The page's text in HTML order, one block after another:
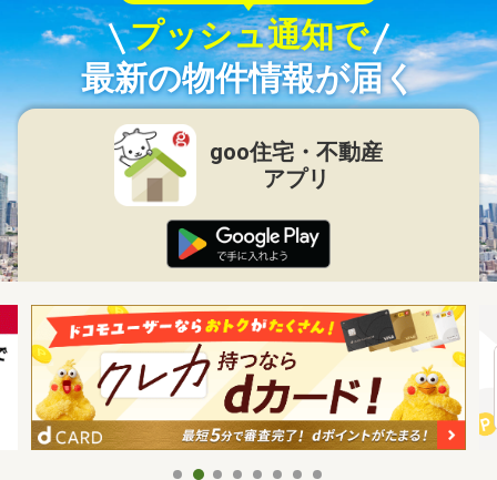
プッシュ通知で
最新の物件情報が届く
goo住宅・不動産
アプリ